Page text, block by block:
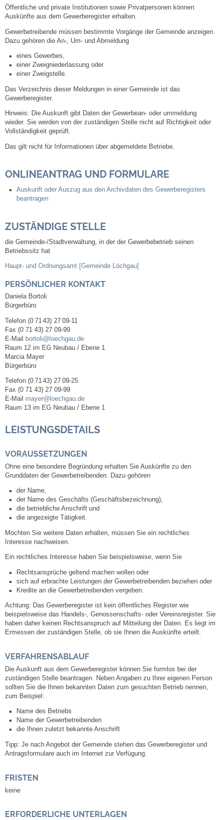
Steuern
Gebühren und Beiträge
Ortsrecht
Haushalt 2026
Trinkwasser - Härtebereich
Redaktionsstatut für das Amtsblatt
Service
Notdienste
Fahrplanauskünfte
Abfall-Infos
Ortsplan
Bildergalerie
Rund um den Wein
Schlepper / Traktor
Aktuelles
Gemeindeverwaltung
Mitarbeiter
Stellenangebote
Ortsrecht
Gemeinderat
Sitzungsberichte
Ratsinfo
Gutachterausschuss
Leben
Bauen & Wohnen
NETZMonitor
Bodenrichtwerte
Bezirksschornsteinfeger
Öffentliche und private Institutionen sowie Privatpersonen können
Auskünfte aus dem Gewerberegister erhalten.
Gewerbetreibende müssen bestimmte Vorgänge der Gemeinde anzeigen.
Dazu gehören die An-, Um- und Abmeldung
eines Gewerbes,
einer Zweigniederlassung oder
einer Zweigstelle.
Das Verzeichnis dieser Meldungen in einer Gemeinde ist das
Gewerberegister.
Hinweis: Die Auskunft gibt Daten der Gewerbean- oder ummeldung
wieder. Sie werden von der zuständigen Stelle nicht auf Richtigkeit oder
Vollständigkeit geprüft.
Das gilt nicht für Informationen über abgemeldete Betriebe.
ONLINEANTRAG UND FORMULARE
Auskunft oder Auszug aus den Archivdaten des Gewerberegisters
beantragen
ZUSTÄNDIGE STELLE
die Gemeinde-/Stadtverwaltung, in der der Gewerbebetrieb seinen
Betriebssitz hat
Haupt- und Ordnungsamt [Gemeinde Löchgau]
PERSÖNLICHER KONTAKT
Daniela Bortoli
Bürgerbüro
Telefon (0 7143) 27 09-11
Fax (0 71 43) 27 09-99
E-Mail
bortoli@loechgau.de
Raum 12 im EG Neubau / Ebene 1
Marcia Mayer
Bürgerbüro
Telefon (0 7143) 27 09-25
Fax (0 71 43) 27 09-99
E-Mail
mayer@loechgau.de
Raum 13 im EG Neubau / Ebene 1
LEISTUNGSDETAILS
VORAUSSETZUNGEN
Ohne eine besondere Begründung erhalten Sie Auskünfte zu den
Grunddaten der Gewerbetreibenden.
Dazu gehören
der Name,
der Name des Geschäfts (Geschäftsbezeichnung),
die betriebliche Anschrift und
die angezeigte Tätigkeit.
Möchten Sie weitere Daten erhalten, müssen Sie ein rechtliches
Interesse nachweisen.
Ein rechtliches Interesse haben Sie beispielsweise, wenn Sie
Rechtsansprüche geltend machen wollen oder
sich auf erbrachte Leistungen der Gewerbetrei benden beziehen oder
Kredite an die Gewerbetreibenden vergeben.
Achtung: Das Gewerberegister ist kein öffentliches Register wie
beispielsweise das Handels-, Genossenschafts- oder Vereinsregister. Sie
haben daher keinen Rechtsanspruch auf Mitteilung der Daten. Es liegt im
Ermessen der zuständigen Stelle, ob sie Ihnen die Auskünfte erteilt.
VERFAHRENSABLAUF
Die Auskunft aus dem Gewerberegister können Sie formlos bei der
zuständigen Stelle beantragen. Neben Angaben zu Ihrer eigenen Person
sollten Sie die Ihnen bekannten Daten zum gesuchten Betrieb nennen,
zum Beispiel:
Name des Betriebs
Name der Gewerbetreibenden
die Ihnen zuletzt bekannte Anschrift
Tipp: Je nach Angebot der Gemeinde stehen das Gewerberegister und
Antragsformulare auch im Internet zur Verfügung.
FRISTEN
keine
ERFORDERLICHE UNTERLAGEN